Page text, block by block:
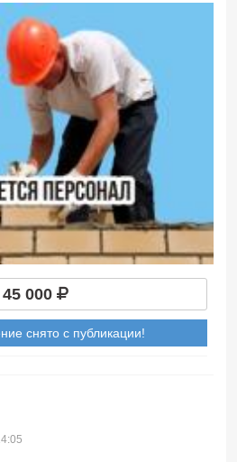
45 000
снято с публикации!